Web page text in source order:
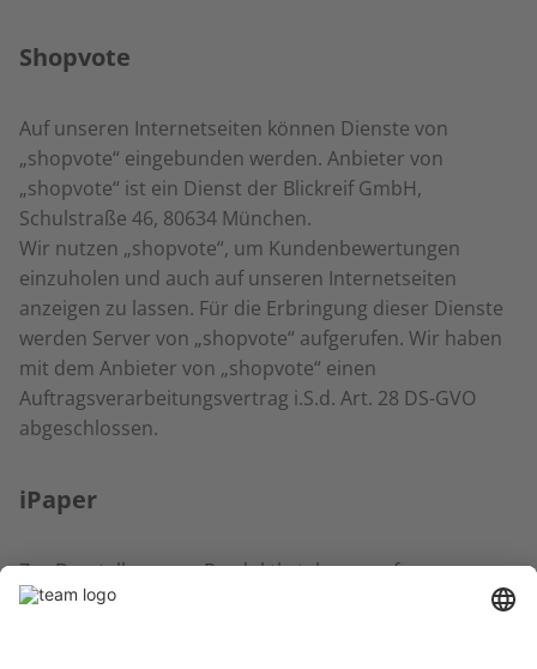
Shopvote
Auf unseren Internetseiten können Dienste von
„shopvote“ eingebunden werden. Anbieter von
„shopvote“ ist ein Dienst der Blickreif GmbH,
Schulstraße 46, 80634 München.
Wir nutzen „shopvote“, um Kundenbewertungen
einzuholen und auch auf unseren Internetseiten
anzeigen zu lassen. Für die Erbringung dieser Dienste
werden Server von „shopvote“ aufgerufen. Wir haben
mit dem Anbieter von „shopvote“ einen
Auftragsverarbeitungsvertrag i.S.d. Art. 28 DS-GVO
abgeschlossen.
iPaper
Zur Darstellung von Produktkatalogen auf unseren
Internetseiten setzen wir den Dienst „iPaper“ ein.